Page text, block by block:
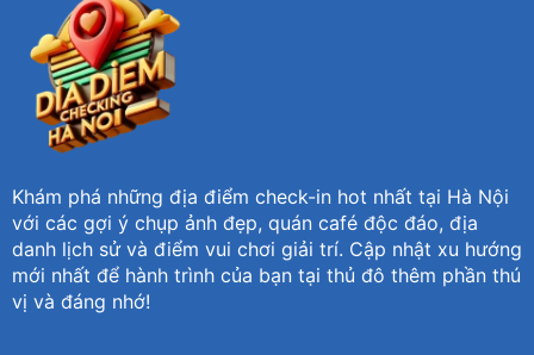
Khám phá những địa điểm check-in hot nhất tại Hà Nội
với các gợi ý chụp ảnh đẹp, quán café độc đáo, địa
danh lịch sử và điểm vui chơi giải trí. Cập nhật xu hướng
mới nhất để hành trình của bạn tại thủ đô thêm phần thú
vị và đáng nhớ!